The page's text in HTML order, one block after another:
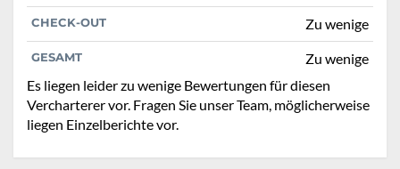
CHECK-OUT Zu wenige
GESAMT
Zu wenige
Es liegen leider zu wenige Bewertungen für diesen
Vercharterer vor. Fragen Sie unser Team, möglicherweise
liegen Einzelberichte vor.